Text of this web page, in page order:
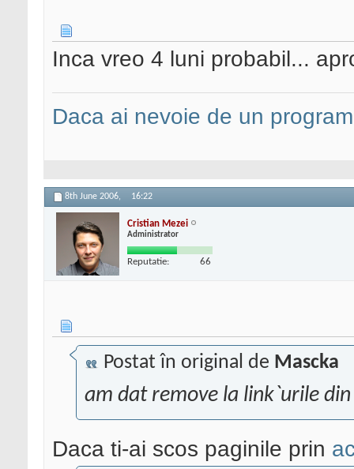
Inca vreo 4 luni probabil...
Daca ai nevoie de un
8th June 2006, 16:22
Cristian Mezei
Administrator
Reputatie: 66
Postat în original de Mascka
am dat remove la link`urile
Daca ti-ai scos paginile prin